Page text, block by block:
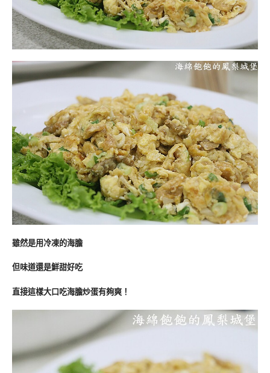
雖然是用冷凍的海膽
但味道還是鮮甜好吃
直接這樣大口吃海膽炒蛋有夠爽！